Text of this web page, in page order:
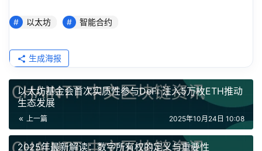
以太坊 智能合约
生成海报
以太坊基金会首次实质性参与DeFi 注入5万枚ETH推动
生态发展
上一篇 2025年10月24日 10:08
2025年最新解读：数字所有权的定义与重要性